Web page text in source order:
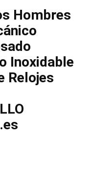
Hombres
Inoxidable
Relojes